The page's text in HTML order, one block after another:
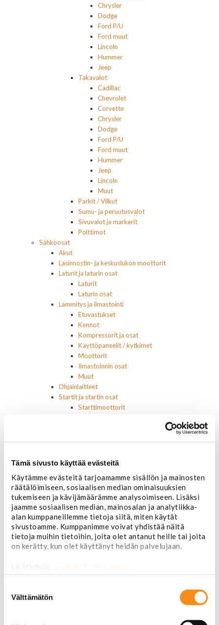
Tämä sivusto käyttää evästeitä
Käytämme evästeitä tarjoamamme sisällön ja mainosten
räätälöimiseen, sosiaalisen median ominaisuuksien
tukemiseen ja kävijämäärämme analysoimiseen. Lisäksi
jaamme sosiaalisen median, mainosalan ja analytiikka-
alan kumppaneillemme tietoja siitä, miten käytät
sivustoamme. Kumppanimme voivat yhdistää näitä
tietoja muihin tietoihin, joita olet antanut heille tai joita
on kerätty, kun olet käyttänyt heidän palvelujaan.
Lisätietoja: jarimaki.fi/tietosuoja
valinta
Välttämätön
Chrysler
Dodge
Ford P/U
Ford muut
Lincoln
Hummer
Jeep
Takavalot
Cadillac
Chevrolet
Corvette
Chrysler
Dodge
Ford P/U
Ford muut
Hummer
Jeep
Lincoln
Muut
Parkit / Vilkut
Sumu- ja peruutusvalot
Sivuvalot ja markerit
Polttimot
Sähköosat
Akut
Lasinnostin- ja keskuslukon moottorit
Laturit ja laturin osat
Laturit
Laturin osat
Lämmitys ja ilmastointi
Etuvastukset
Kennot
Kompressorit ja osat
Käyttöpaneelit / kytkimet
Moottorit
Ilmastoinnin osat
Muut
Ohjainlaitteet
Startit ja startin osat
Starttimoottorit
Jarruvalokytkimet
Lasinnostimen kytkimet
Lämmityslaitteen osat
Muut kytkimet ja sähköosat
Nelivedon kytkimet
Ovivalokykimet
Releet ja sulakkeet
Vakionopeudensäätimen osat
Tarrat, tunnukset, logot, merkit